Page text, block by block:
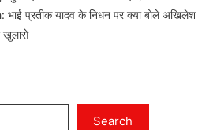
प्रतीक यादव के निधन पर क्या बोले अखिलेश
खुलासे
Search